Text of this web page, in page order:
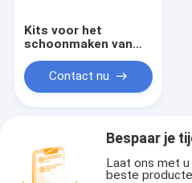
Kits voor het
schoonmaken van
koperbuizen
Contact nu
Bespaar je
Laat ons met
beste